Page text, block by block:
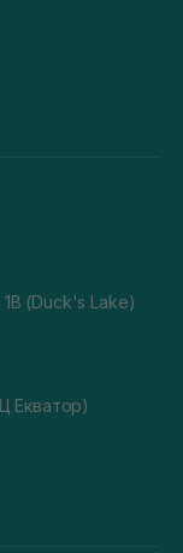
1В (Duck's Lake)
Екватор)